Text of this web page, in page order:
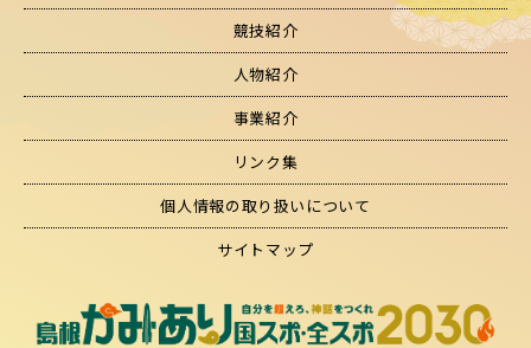
競技紹介
人物紹介
事業紹介
リンク集
個人情報の取り扱いについて
サイトマップ